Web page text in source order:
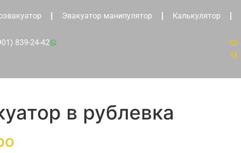
Эвакуатор манипулятор Калькулятор
839-24-42
в рублевка